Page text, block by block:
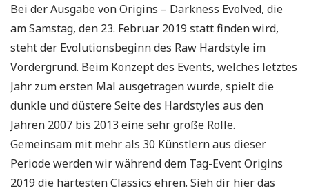
Bei der Ausgabe von Origins – Darkness Evolved, die
am Samstag, den 23. Februar 2019 statt finden wird,
steht der Evolutionsbeginn des Raw Hardstyle im
Vordergrund. Beim Konzept des Events, welches letztes
Jahr zum ersten Mal ausgetragen wurde, spielt die
dunkle und düstere Seite des Hardstyles aus den
Jahren 2007 bis 2013 eine sehr große Rolle.
Gemeinsam mit mehr als 30 Künstlern aus dieser
Periode werden wir während dem Tag-Event Origins
2019 die härtesten Classics ehren. Sieh dir hier das